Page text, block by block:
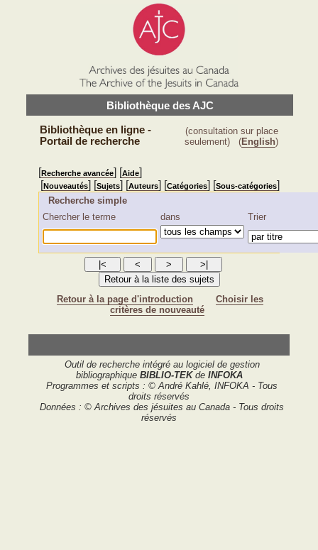
Bibliothèque des AJC
Bibliothèque en ligne -
Portail de recherche
(consultation sur place
seulement) (English)
[Recherche avancée] [Aide]
[Nouveautés] [Sujets] [Auteurs] [Catégories] [Sous-catégories]
Recherche simple
Chercher le terme
dans Trier
Retour à la page d'introduction
Choisir les
critères de nouveauté
Outil de recherche intégré au logiciel de gestion
bibliographique BIBLIO-TEKde INFOKA
Programmes et scripts : © André Kahlé, INFOKA - Tous
droits réservés
Données : © Archives des jésuites au Canada - Tous droits
réservés